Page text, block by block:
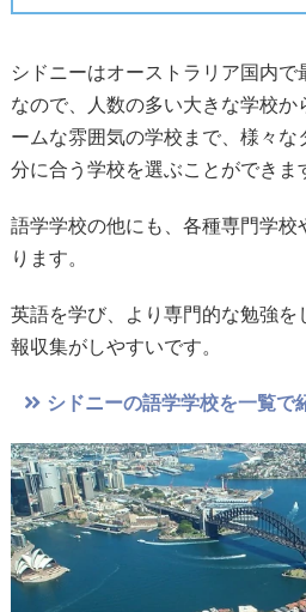
シドニーはオーストラリア国内
なので、人数の多い大きな学校
ームな雰囲気の学校まで、様々な
分に合う学校を選ぶことができま
語学学校の他にも、各種専門学校
ります。
英語を学び、より専門的な勉強を
報収集がしやすいです。
シドニーの語学学校を一覧で